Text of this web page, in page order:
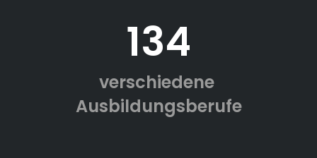
134
verschiedene
Ausbildungsberufe